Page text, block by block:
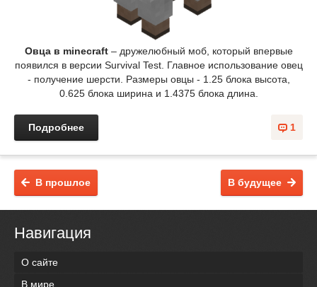
Овца в minecraft– дружелюбный моб, который впервые
появился в версии Survival Test. Главное использование овец
- получение шерсти. Размеры овцы - 1.25 блока высота,
0.625 блока ширина и 1.4375 блока длина.
1
Подробнее
В будущее
В прошлое
Навигация
О сайте
В мире